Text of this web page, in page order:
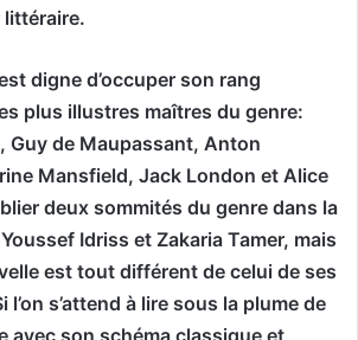
littéraire.
digne d’occuper son rang
plus illustres maîtres du genre:
Guy de Maupassant, Anton
Mansfield, Jack London et Alice
deux sommités du genre dans la
Idriss et Zakaria Tamer, mais
est tout différent de celui de ses
l’on s’attend à lire sous la plume de